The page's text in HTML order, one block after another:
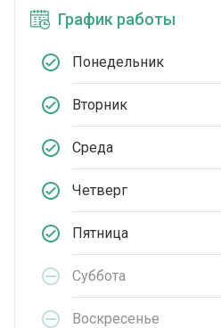
График работы
Понедельник
Вторник
Среда
Четверг
Пятница
Суббота
Воскресенье